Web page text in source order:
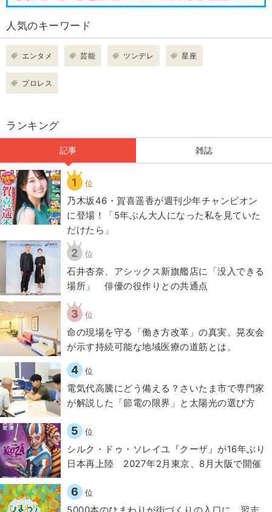
人気のキーワード
エンタメ 芸能 ツンデレ 星座
プロレス
ランキング
記事 雑誌
1 位
乃木坂46・賀喜遥香が週刊少年チャンピオン
に登場！「5年ぶん大人になった私を見ていた
だけたら」
2 位
石井杏奈、アシックス新旗艦店に「没入できる
場所」 俳優の役作りとの共通点
3 位
​命の現場を守る「働き方改革」の真実。晃友会
が示す持続可能な地域医療の道筋とは。
4 位
電気代高騰にどう備える？さいたま市で専門家
が解説した「節電の限界」と太陽光の選び方
5 位
シルク・ドゥ・ソレイユ『クーザ』が16年ぶり
日本再上陸 2027年2月東京、8月大阪で開催
6 位